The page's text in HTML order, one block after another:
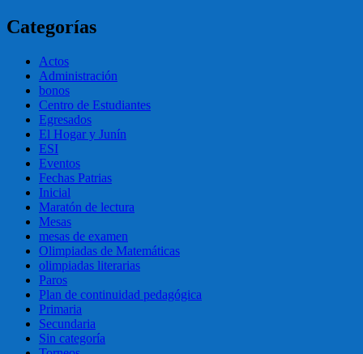
Categorías
Actos
Administración
bonos
Centro de Estudiantes
Egresados
El Hogar y Junín
ESI
Eventos
Fechas Patrias
Inicial
Maratón de lectura
Mesas
mesas de examen
Olimpiadas de Matemáticas
olimpiadas literarias
Paros
Plan de continuidad pedagógica
Primaria
Secundaria
Sin categoría